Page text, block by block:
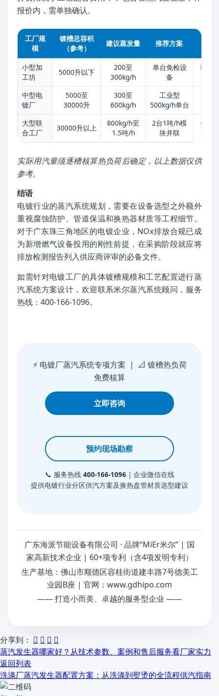
报价内，需单独确认。
工厂规
模
镀槽总容积
（参考）
建议蒸发量 推荐方案
小型加
工坊
5000升以下
200至
300kg/h
单台免检设
备
独立
中型电
镀厂
5000至
30000升
300至
600kg/h
工业型
500kg/h单台
大型联
合工厂
30000升以上
800kg/h至
1.5吨/h
2台1吨/h模
块并联
分区
实际用汽量须逐槽核算热负荷后确定，以上数据仅供
参考。
结语
电镀行业的蒸汽系统规划，需要在设备选型之外额外
重视腐蚀防护、管道保温和换热器材质等工程细节。
对于广东珠三角地区的电镀企业，NOx排放合规已成
为新增燃气设备投用的刚性前提，在采购阶段就应将
排放检测报告列入供应商评审的必备文件。
如需针对电镀工厂的具体镀槽规模和工艺配置进行蒸
汽系统方案设计，欢迎联系米尔蒸汽系统顾问，服务
热线：400-166-1096。
⚡ 电镀厂蒸汽系统专项方案 | 📐 镀槽热负荷
免费核算
立即咨询
预约现场勘察
📞 服务热线 400-166-1096| 企业微信在线
提供电镀行业分区供汽方案及换热盘管材质选型建议
广东海派节能设备有限公司 · 品牌“MiEr米尔” | 国
家高新技术企业 | 60+项专利（含4项发明专利）
生产基地：佛山市顺德区容桂街道建丰路7号德美工
业园B座 | 官网：www.gdhipo.com
—— 打造小而美、卓越的服务型企业 ——
分享到：    
蒸汽发生器哪家好？从技术参数、案例和售后服务看厂家实力
返回列表
洗涤厂蒸汽发生器配置方案：从洗涤到熨烫的全流程供汽指南